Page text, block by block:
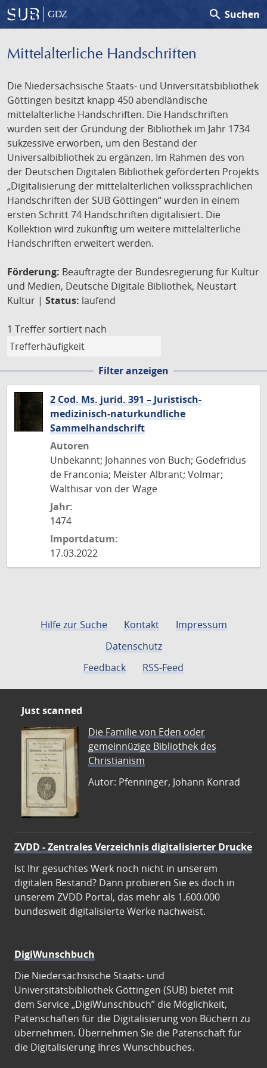
GDZ search Suchen
Mittelalterliche Handschriften
Die Niedersächsische Staats- und Universitätsbibliothek
Göttingen besitzt knapp 450 abendländische
mittelalterliche Handschriften. Die Handschriften
wurden seit der Gründung der Bibliothek im Jahr 1734
sukzessive erworben, um den Bestand der
Universalbibliothek zu ergänzen. Im Rahmen des von
der Deutschen Digitalen Bibliothek geförderten Projekts
„Digitalisierung der mittelalterlichen volkssprachlichen
Handschriften der SUB Göttingen“ wurden in einem
ersten Schritt 74 Handschriften digitalisiert. Die
Kollektion wird zukünftig um weitere mittelalterliche
Handschriften erweitert werden.
Förderung: Beauftragte der Bundesregierung für Kultur
und Medien, Deutsche Digitale Bibliothek, Neustart
Kultur | Status: laufend
1 Treffer sortiert nach
Filter anzeigen
2 Cod. Ms. jurid. 391 – Juristisch-
medizinisch-naturkundliche
Sammelhandschrift
Autoren
Unbekannt; Johannes von Buch; Godefridus
de Franconia; Meister Albrant; Volmar;
Walthisar von der Wage
Jahr:
1474
Importdatum:
17.03.2022
Hilfe zur Suche Kontakt
Impressum
Datenschutz
Feedback
RSS-Feed
Just scanned
Die Familie von Eden oder
gemeinnüzige Bibliothek des
Christianism
Autor: Pfenninger, Johann Konrad
ZVDD - Zentrales Verzeichnis digitalisierter Drucke
Ist Ihr gesuchtes Werk noch nicht in unserem
digitalen Bestand? Dann probieren Sie es doch in
unserem ZVDD Portal, das mehr als 1.600.000
bundesweit digitalisierte Werke nachweist.
DigiWunschbuch
Die Niedersächsische Staats- und
Universitätsbibliothek Göttingen (SUB) bietet mit
dem Service „DigiWunschbuch” die Möglichkeit,
Patenschaften für die Digitalisierung von Büchern zu
übernehmen. Übernehmen Sie die Patenschaft für
die Digitalisierung Ihres Wunschbuches.